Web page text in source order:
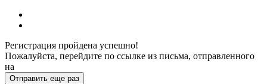
Регистрация пройдена успешно!
Пожалуйста, перейдите по ссылке из письма, отправленного
на
Отправить еще раз